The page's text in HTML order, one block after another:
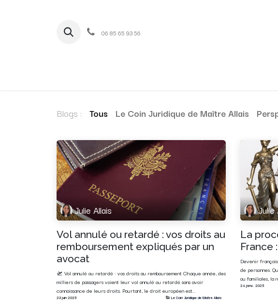
06 85 65 93 56
Blogs : Tous Le Coin Juridique de Maître Allais
Julie Allais
Vol annulé ou retardé : vos droits au
remboursement expliqués par un
avocat
🛫 Vol annulé ou retardé : vos droits au remboursement Chaque année, des
milliers de passagers voient leur vol annulé ou retardé sans avoir
connaissance de leurs droits. Pourtant, le droit européen est...
23 juin 2025 Le Coin Juridique de Maître Allais
Julie
La
France
Devenir
de personnes.
ou familiales, la
24 janv. 2025